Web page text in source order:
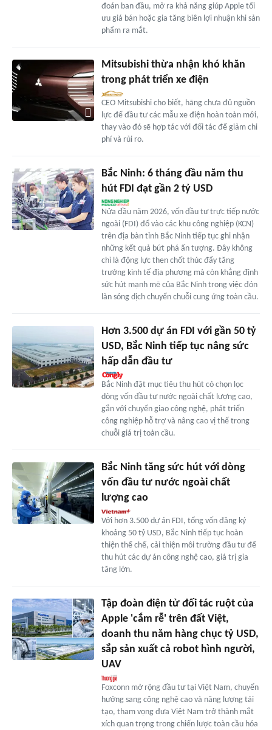
đoán ban đầu, mở ra khả năng giúp Apple tối
ưu giá bán hoặc gia tăng biên lợi nhuận khi sản
phẩm ra mắt.
Mitsubishi thừa nhận khó khăn
trong phát triển xe điện
CEO Mitsubishi cho biết, hãng chưa đủ nguồn
lực để đầu tư các mẫu xe điện hoàn toàn mới,
thay vào đó sẽ hợp tác với đối tác để giảm chi
phí và rủi ro.
Bắc Ninh: 6 tháng đầu năm thu
hút FDI đạt gần 2 tỷ USD
Nửa đầu năm 2026, vốn đầu tư trực tiếp nước
ngoài (FDI) đổ vào các khu công nghiệp (KCN)
trên địa bàn tỉnh Bắc Ninh tiếp tục ghi nhận
những kết quả bứt phá ấn tượng. Đây không
chỉ là động lực then chốt thúc đẩy tăng
trưởng kinh tế địa phương mà còn khẳng định
sức hút mạnh mẽ của Bắc Ninh trong việc đón
làn sóng dịch chuyển chuỗi cung ứng toàn cầu.
Hơn 3.500 dự án FDI với gần 50 tỷ
USD, Bắc Ninh tiếp tục nâng sức
hấp dẫn đầu tư
Bắc Ninh đặt mục tiêu thu hút có chọn lọc
dòng vốn đầu tư nước ngoài chất lượng cao,
gắn với chuyển giao công nghệ, phát triển
công nghiệp hỗ trợ và nâng cao vị thế trong
chuỗi giá trị toàn cầu.
Bắc Ninh tăng sức hút với dòng
vốn đầu tư nước ngoài chất
lượng cao
Với hơn 3.500 dự án FDI, tổng vốn đăng ký
khoảng 50 tỷ USD, Bắc Ninh tiếp tục hoàn
thiện thể chế, cải thiện môi trường đầu tư để
thu hút các dự án công nghệ cao, giá trị gia
tăng lớn.
Tập đoàn điện tử đối tác ruột của
Apple 'cắm rễ' trên đất Việt,
doanh thu năm hàng chục tỷ USD,
sắp sản xuất cả robot hình người,
UAV
Foxconn mở rộng đầu tư tại Việt Nam, chuyển
hướng sang công nghệ cao và năng lượng tái
tạo, tham vọng đưa Việt Nam trở thành mắt
xích quan trọng trong chiến lược toàn cầu hóa